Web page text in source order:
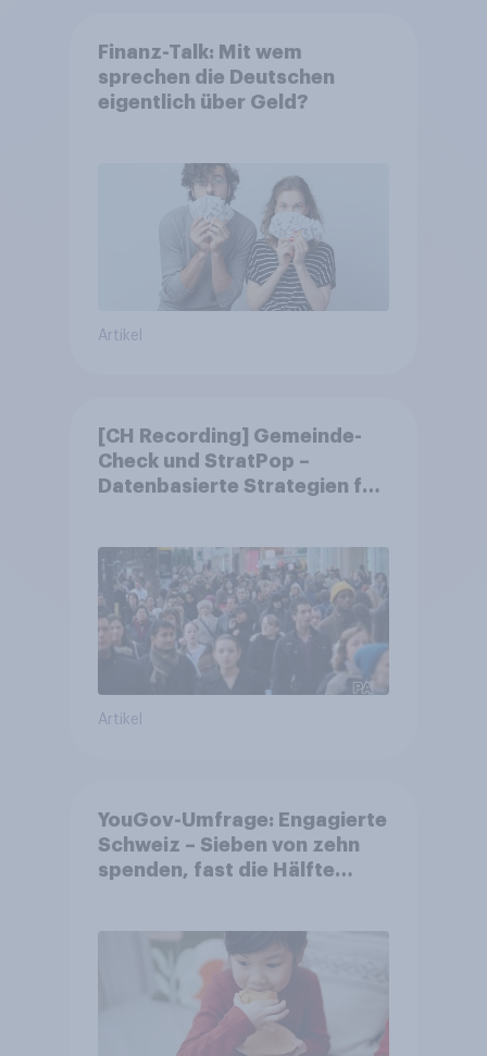
Finanz-Talk: Mit wem
sprechen die Deutschen
eigentlich über Geld?
Artikel
[CH Recording] Gemeinde-
Check und StratPop –
Datenbasierte Strategien für
Artikel
YouGov-Umfrage: Engagierte
Schweiz – Sieben von zehn
spenden, fast die Hälfte